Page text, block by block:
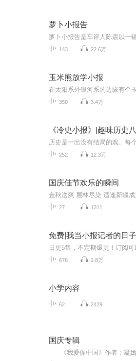
萝卜小报告
143 22.6万
玉米熊放学小报
350 3.4万
《冷史小报》|趣味历史
252 12.3万
国庆佳节欢乐的瞬间
27 1311
676 2.8万
小学内容
62 2429
国庆专辑